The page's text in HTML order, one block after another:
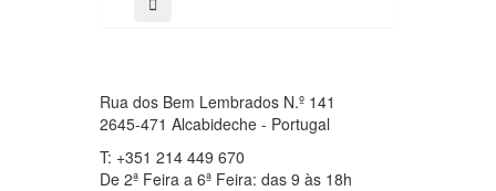
Rua dos Bem Lembrados N.º 141
2645-471 Alcabideche - Portugal
T: +351 214 449 670
De 2ª Feira a 6ª Feira: das 9 às 18h